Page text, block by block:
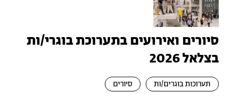
סיורים ואירועים בתערוכת בוגרי/ות
בצלאל 2026
תערוכות בוגרים/ות סיורים